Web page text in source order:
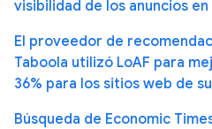
visibilidad de los anuncios en
El proveedor de
Taboola utilizó LoAF para
36% para los sitios web de
Búsqueda de Economic